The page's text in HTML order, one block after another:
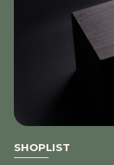
SHOPLIST